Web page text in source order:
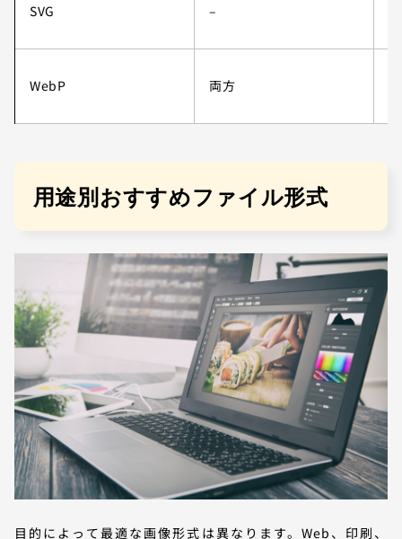
SVG –
WebP 両方
用途別おすすめファイル形式
目的によって最適な画像形式は異なります。Web、印刷、